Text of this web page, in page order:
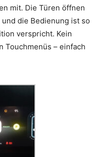
mit. Die Türen öffnen
die Bedienung ist so
verspricht. Kein
Touchmenüs – einfach